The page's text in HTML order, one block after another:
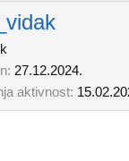
27.12.2024.
aktivnost